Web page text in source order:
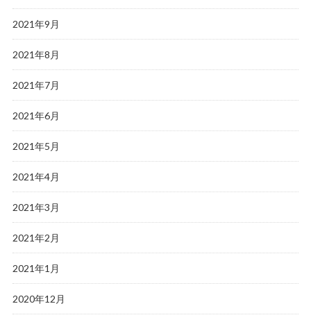
2021年9月
2021年8月
2021年7月
2021年6月
2021年5月
2021年4月
2021年3月
2021年2月
2021年1月
2020年12月